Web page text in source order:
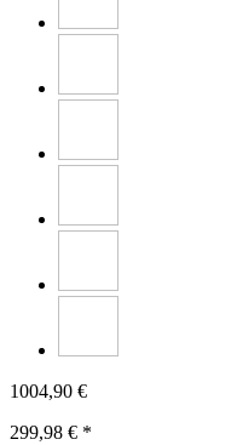
1004,90 €
299,98 € *